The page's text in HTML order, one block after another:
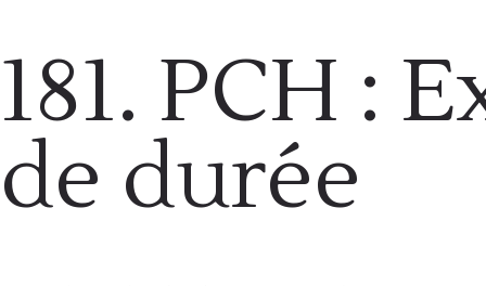
181. PCH :
de durée